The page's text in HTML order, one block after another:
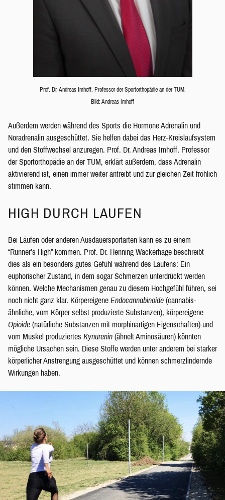
Prof. Dr. Andreas Imhoff, Professor der Sportorthopädie an der TUM.
Bild: Andreas Imhoff
Außerdem werden während des Sports die Hormone Adrenalin und
Noradrenalin ausgeschüttet. Sie helfen dabei das Herz-Kreislaufsystem
und den Stoffwechsel anzuregen. Prof. Dr. Andreas Imhoff, Professor
der Sportorthopädie an der TUM, erklärt außerdem, dass Adrenalin
aktivierend ist, einen immer weiter antreibt und zur gleichen Zeit fröhlich
stimmen kann.
HIGH DURCH LAUFEN
Bei Läufen oder anderen Ausdauersportarten kann es zu einem
“Runner’s High” kommen. Prof. Dr. Henning Wackerhage beschreibt
dies als ein besonders gutes Gefühl während des Laufens: Ein
euphorischer Zustand, in dem sogar Schmerzen unterdrückt werden
können. Welche Mechanismen genau zu diesem Hochgefühl führen, sei
noch nicht ganz klar. Körpereigene Endocannabinoide (cannabis-
ähnliche, vom Körper selbst produzierte Substanzen), körpereigene
Opioide (natürliche Substanzen mit morphinartigen Eigenschaften) und
vom Muskel produziertes Kynurenin (ähnelt Aminosäuren) könnten
mögliche Ursachen sein. Diese Stoffe werden unter anderem bei starker
körperlicher Anstrengung ausgeschüttet und können schmerzlindernde
Wirkungen haben.